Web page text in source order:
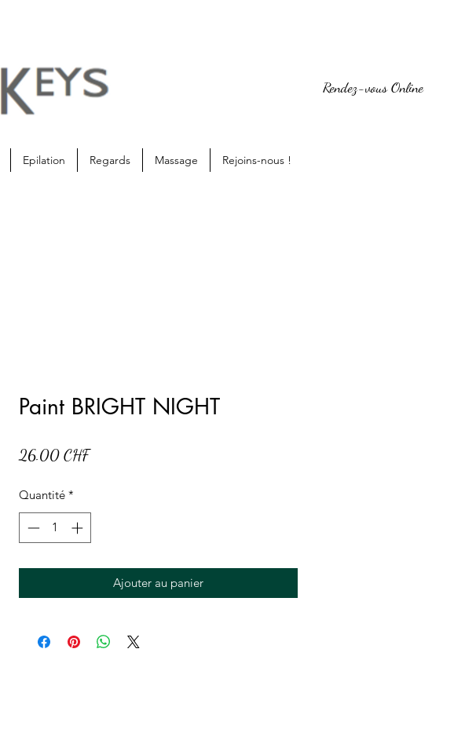
Rendez-vous Online
Epilation Regards Massage Rejoins-nous !
Paint BRIGHT NIGHT
26.00 CHFPrix
Quantité *
Ajouter au panier